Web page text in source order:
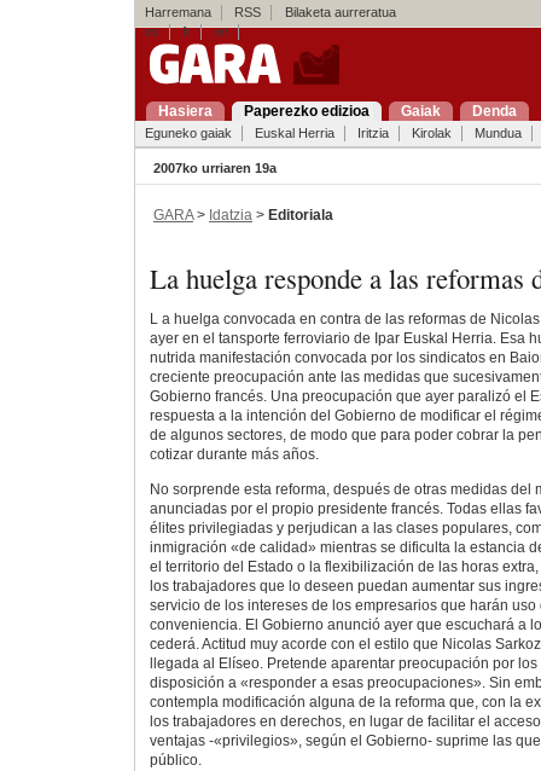
Harremana RSS
Bilaketa aurreratua
es
fr en
Hasiera Paperezko edizioa Gaiak Denda
Eguneko gaiak Euskal Herria Iritzia Kirolak Mundua
2007ko urriaren 19a
GARA> Idatzia > Editoriala
La huelga responde a las reformas
L a huelga convocada en contra de las reformas de
ayer en el tansporte ferroviario de Ipar Euskal Herria. Esa
nutrida manifestación convocada por los sindicatos en
creciente preocupación ante las medidas que
Gobierno francés. Una preocupación que ayer paralizó el
respuesta a la intención del Gobierno de modificar el
de algunos sectores, de modo que para poder cobrar la
cotizar durante más años.
No sorprende esta reforma, después de otras medidas del
anunciadas por el propio presidente francés. Todas ellas
élites privilegiadas y perjudican a las clases populares,
inmigración «de calidad» mientras se dificulta la estancia
el territorio del Estado o la flexibilización de las horas
los trabajadores que lo deseen puedan aumentar sus
servicio de los intereses de los empresarios que harán
conveniencia. El Gobierno anunció ayer que escuchará a
cederá. Actitud muy acorde con el estilo que Nicolas
llegada al Elíseo. Pretende aparentar preocupación por
disposición a «responder a esas preocupaciones». Sin
contempla modificación alguna de la reforma que, con la
los trabajadores en derechos, en lugar de facilitar el
ventajas -«privilegios», según el Gobierno- suprime las
público.